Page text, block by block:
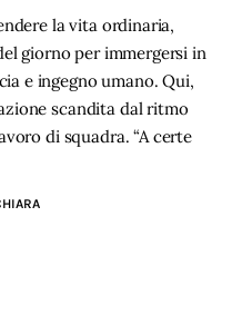
la vita ordinaria,
giorno per immergersi in
e ingegno umano. Qui,
scandita dal ritmo
di squadra. “A certe